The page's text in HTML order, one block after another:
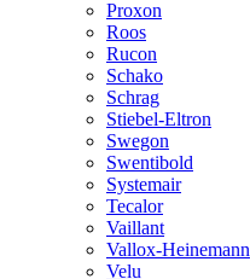
Proxon
Roos
Rucon
Schako
Schrag
Stiebel-Eltron
Swegon
Swentibold
Systemair
Tecalor
Vaillant
Vallox-Heinemann
Velu